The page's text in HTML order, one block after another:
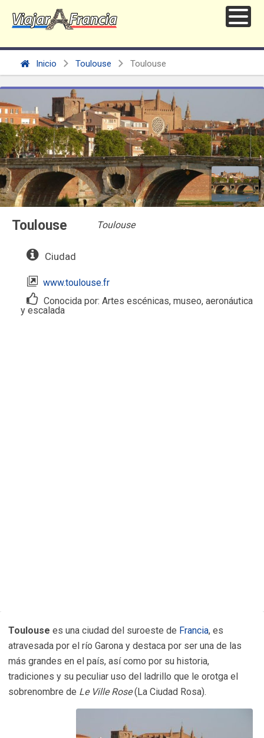
Inicio Toulouse Toulouse
Toulouse Toulouse
Ciudad
www.toulouse.fr
Conocida por: Artes escénicas, museo, aeronáutica
y escalada
Toulouse es una ciudad del suroeste de Francia, es
atravesada por el río Garona y destaca por ser una de las
más grandes en el país, así como por su historia,
tradiciones y su peculiar uso del ladrillo que le orotga el
sobrenombre de Le Ville Rose(La Ciudad Rosa).